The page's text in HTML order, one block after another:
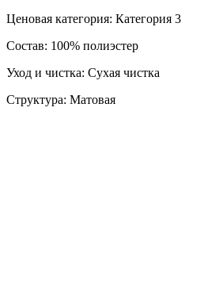
Ценовая категория: Категория 3
Состав: 100% полиэстер
Уход и чистка: Сухая чистка
Структура: Матовая